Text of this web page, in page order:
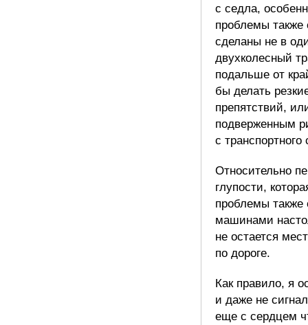
с седла,
проблемы
сделаны не в
двухколесный
подальше от
бы делать
препятствий,
подверженным
с транспортного
Относительно
глупости,
проблемы также
машинами
не остается
по дороге.
Как правило, я
и даже не
еще с сердцем